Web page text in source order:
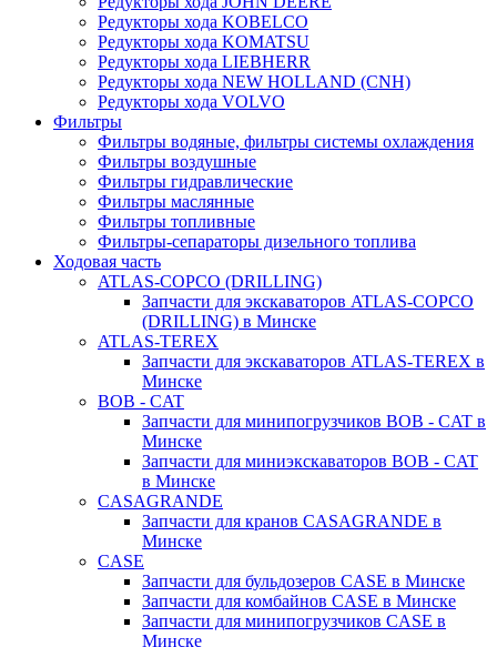
Редукторы хода KOBELCO
Редукторы хода KOMATSU
Редукторы хода LIEBHERR
Редукторы хода NEW HOLLAND (CNH)
Редукторы хода VOLVO
Фильтры
Фильтры водяные, фильтры системы охлаждения
Фильтры воздушные
Фильтры гидравлические
Фильтры маслянные
Фильтры топливные
Фильтры-сепараторы дизельного топлива
Ходовая часть
ATLAS-COPCO (DRILLING)
Запчасти для экскаваторов ATLAS-COPCO
(DRILLING) в Минске
ATLAS-TEREX
Запчасти для экскаваторов ATLAS-TEREX в
Минске
BOB - CAT
Запчасти для минипогрузчиков BOB - CAT в
Минске
Запчасти для миниэкскаваторов BOB - CAT
в Минске
CASAGRANDE
Запчасти для кранов CASAGRANDE в
Минске
CASE
Запчасти для бульдозеров CASE в Минске
Запчасти для комбайнов CASE в Минске
Запчасти для минипогрузчиков CASE в
Минске